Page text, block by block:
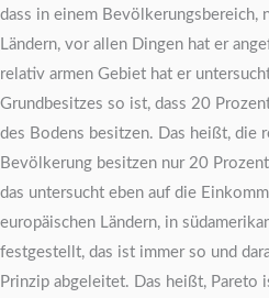
dass in einem Bevölkerungsbereich,
Ländern, vor allen Dingen hat er
relativ armen Gebiet hat er
Grundbesitzes so ist, dass 20
des Bodens besitzen. Das heißt, die
Bevölkerung besitzen nur 20
das untersucht eben auf die
europäischen Ländern, in
festgestellt, das ist immer so und
Prinzip abgeleitet. Das heißt, Pareto